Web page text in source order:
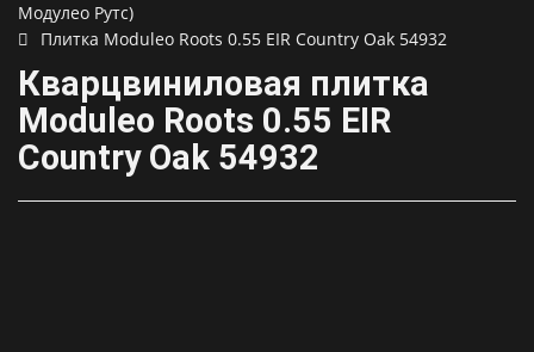
Модулео Рутс)
Плитка Moduleo Roots 0.55 EIR Country Oak 54932
Кварцвиниловая плитка
Moduleo Roots 0.55 EIR
Country Oak 54932